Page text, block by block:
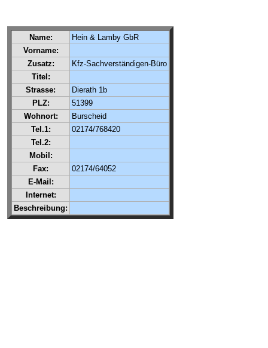
Name:
Hein & Lamby GbR
Vorname:
Zusatz:
Kfz-Sachverständigen-Büro
Titel:
Strasse:
Dierath 1b
PLZ:
51399
Wohnort:
Burscheid
Tel.1:
02174/768420
Tel.2:
Mobil:
Fax:
02174/64052
E-Mail:
Internet:
Beschreibung: